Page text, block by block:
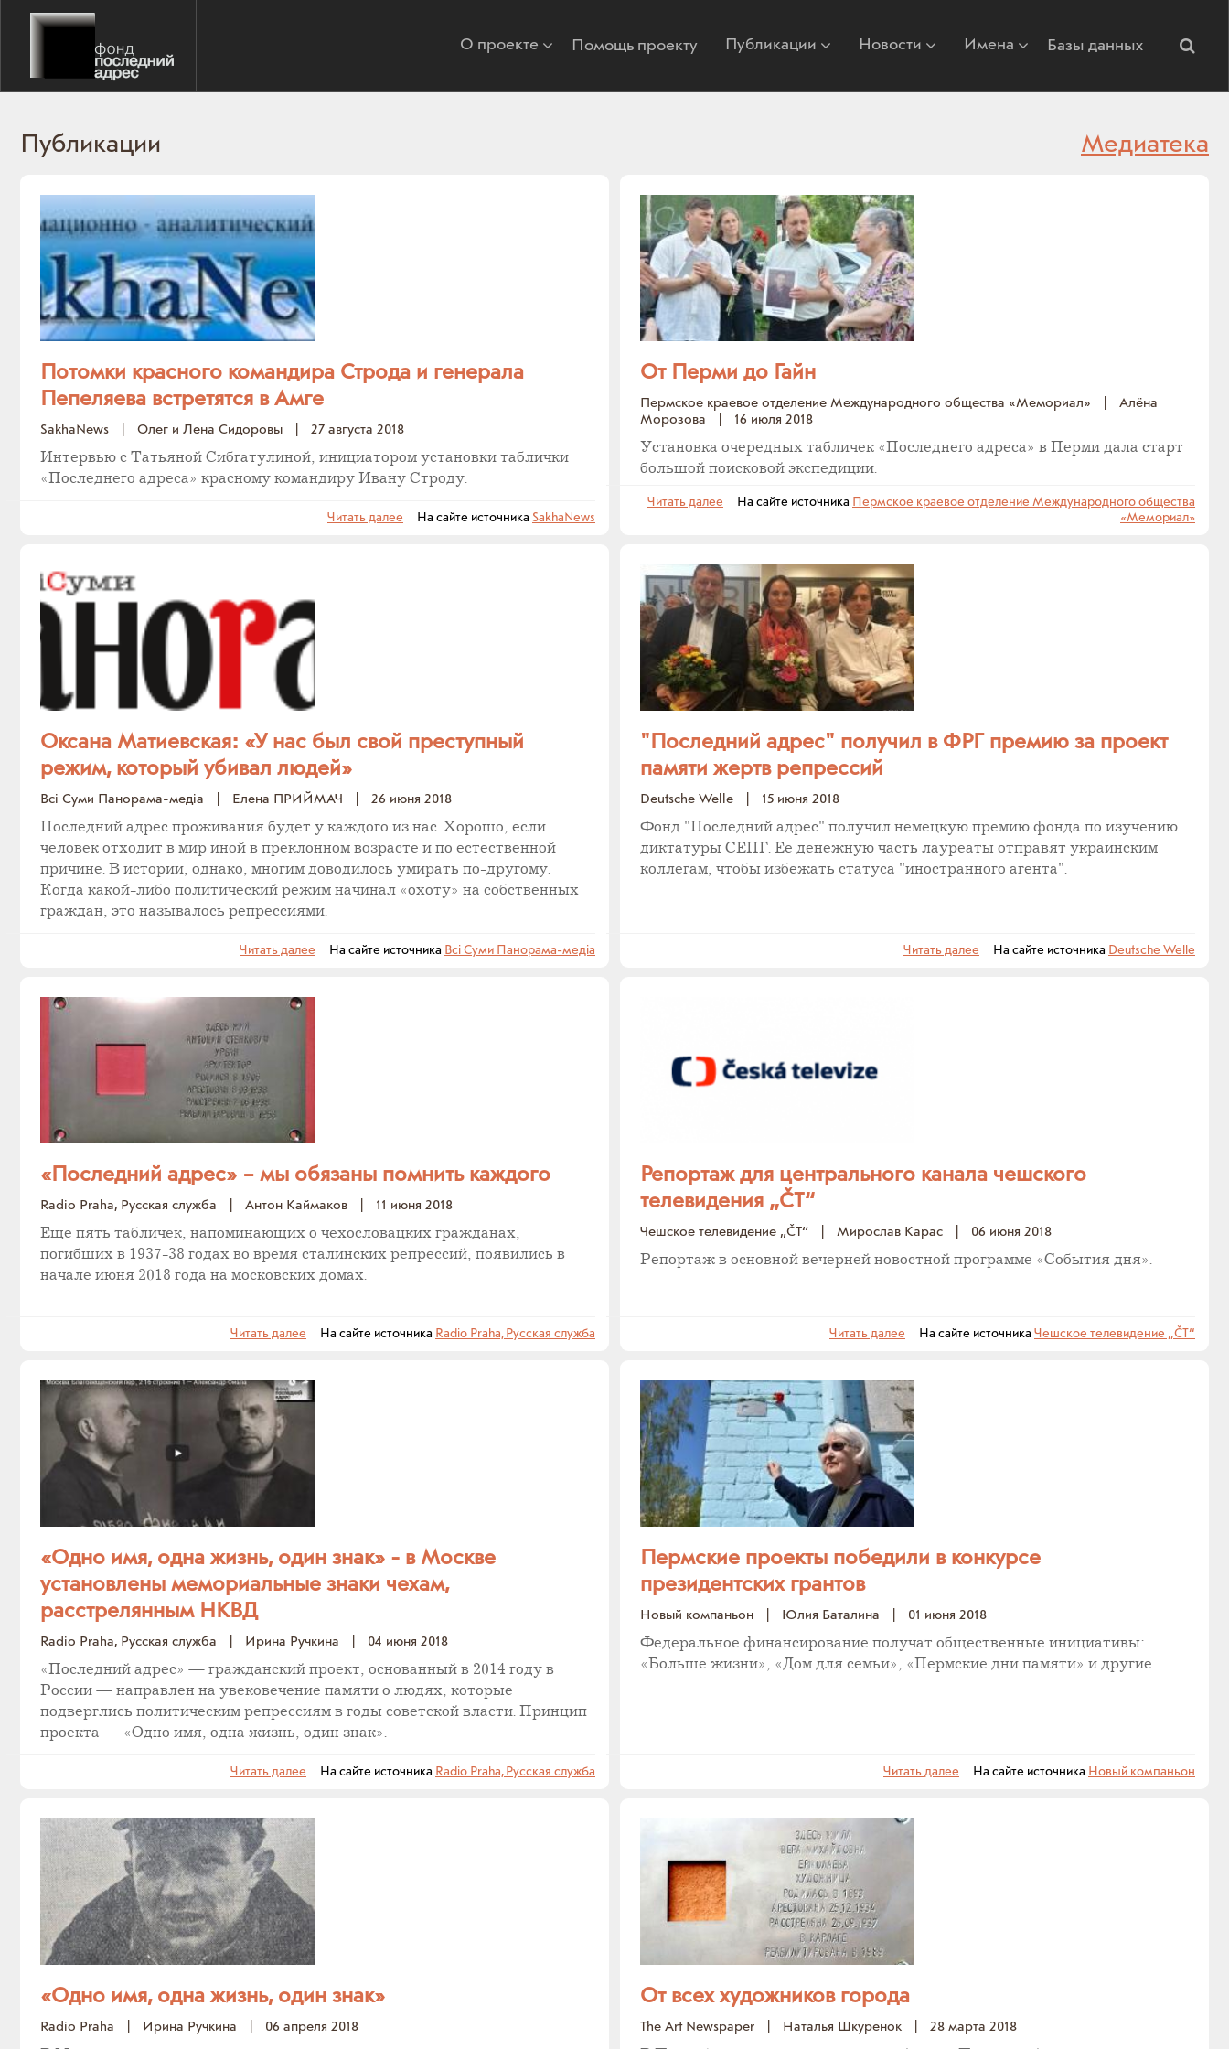
О проекте Помощь проекту Публикации Новости Имена Базы данных
Публикации Медиатека
Потомки красного командира Строда и генерала
Пепеляева встретятся в Амге
SakhaNews Олег и Лена Сидоровы
27 августа 2018
Интервью с Татьяной Сибгатулиной, инициатором установки таблички
«Последнего адреса» красному командиру Ивану Строду.
Читать далее На сайте источника SakhaNews
От Перми до Гайн
Пермское краевое отделение Международного общества «Мемориал»
Алёна
Морозова
16 июля 2018
Установка очередных табличек «Последнего адреса» в Перми дала старт
большой поисковой экспедиции.
Читать далее На сайте источника Пермское краевое отделение Международного общества
«Мемориал»
Оксана Матиевская: «У нас был свой преступный
режим, который убивал людей»
Всі Суми Панорама-медіа Елена ПРИЙМАЧ
26 июня 2018
Последний адрес проживания будет у каждого из нас. Хорошо, если
человек отходит в мир иной в преклонном возрасте и по естественной
причине. В истории, однако, многим доводилось умирать по-другому.
Когда какой-либо политический режим начинал «охоту» на собственных
граждан, это называлось репрессиями.
Читать далее На сайте источника Всі Суми Панорама-медіа
"Последний адрес" получил в ФРГ премию за проект
памяти жертв репрессий
Deutsche Welle
15 июня 2018
Фонд "Последний адрес" получил немецкую премию фонда по изучению
диктатуры СЕПГ. Ее денежную часть лауреаты отправят украинским
коллегам, чтобы избежать статуса "иностранного агента".
Читать далее На сайте источника Deutsche Welle
«Последний адрес» – мы обязаны помнить каждого
Radio Praha, Русская служба Антон Каймаков
11 июня 2018
Ещё пять табличек, напоминающих о чехословацких гражданах,
погибших в 1937-38 годах во время сталинских репрессий, появились в
начале июня 2018 года на московских домах.
Читать далее На сайте источника Radio Praha, Русская служба
Репортаж для центрального канала чешского
телевидения „ČT“
Чешское телевидение „ČT“ Мирослав Карас
06 июня 2018
Репортаж в основной вечерней новостной программе «События дня».
Читать далее На сайте источника Чешское телевидение „ČT“
«Одно имя, одна жизнь, один знак» - в Москве
установлены мемориальные знаки чехам,
расстрелянным НКВД
Radio Praha, Русская служба Ирина Ручкина
04 июня 2018
«Последний адрес» — гражданский проект, основанный в 2014 году в
России — направлен на увековечение памяти о людях, которые
подверглись политическим репрессиям в годы советской власти. Принцип
проекта — «Одно имя, одна жизнь, один знак».
Читать далее На сайте источника Radio Praha, Русская служба
Пермские проекты победили в конкурсе
президентских грантов
Новый компаньон Юлия Баталина
01 июня 2018
Федеральное финансирование получат общественные инициативы:
«Больше жизни», «Дом для семьи», «Пермские дни памяти» и другие.
Читать далее На сайте источника Новый компаньон
«Одно имя, одна жизнь, один знак»
Radio Praha Ирина Ручкина
06 апреля 2018
От всех художников города
The Art Newspaper Наталья Шкуренок
28 марта 2018